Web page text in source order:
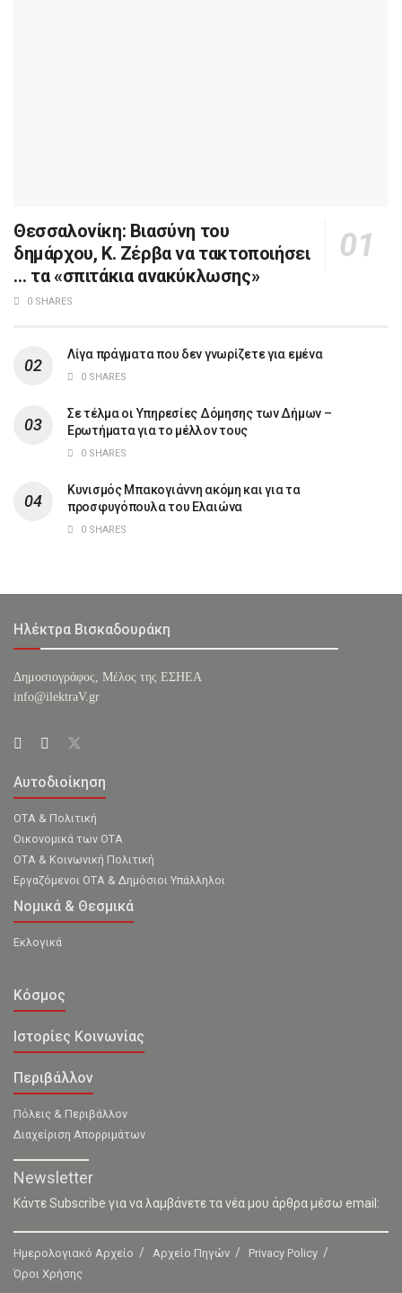
Θεσσαλονίκη: Βιασύνη του
δημάρχου, Κ. Ζέρβα να τακτοποιήσει
… τα «σπιτάκια ανακύκλωσης»
0 SHARES
Λίγα πράγματα που δεν γνωρίζετε για εμένα
0 SHARES
Σε τέλμα οι Υπηρεσίες Δόμησης των Δήμων –
Ερωτήματα για το μέλλον τους
0 SHARES
Κυνισμός Μπακογιάννη ακόμη και για τα
προσφυγόπουλα του Ελαιώνα
0 SHARES
Ηλέκτρα Βισκαδουράκη
Δημοσιογράφος, Μέλος της ΕΣHΕΑ
info@ilektraV.gr
Αυτοδιοίκηση
ΟΤΑ & Πολιτική
Οικονομικά των ΟΤΑ
ΟΤΑ & Κοινωνική Πολιτική
Εργαζόμενοι ΟΤΑ & Δημόσιοι Υπάλληλοι
Νομικά & Θεσμικά
Εκλογικά
Κόσμος
Ιστορίες Κοινωνίας
Περιβάλλον
Πόλεις & Περιβάλλον
Διαχείριση Απορριμάτων
Newsletter
Κάντε Subscribe για να λαμβάνετε τα νέα μου άρθρα μέσω email:
Ημερολογιακό Αρχείο Αρχείο Πηγών
Privacy Policy
Όροι Χρήσης